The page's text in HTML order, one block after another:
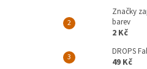
Značky
barev
2 Kč
DROPS
49 Kč